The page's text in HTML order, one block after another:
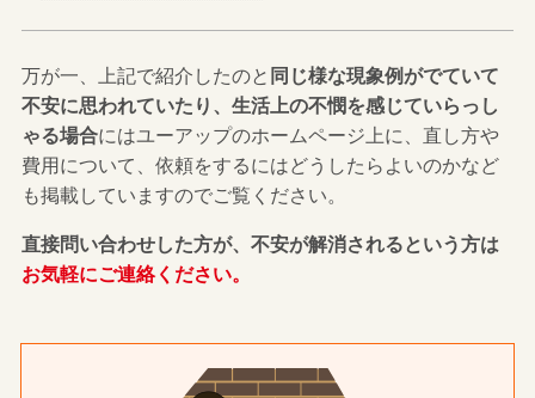
万が一、上記で紹介したのと 同じ様な現象例がでていて
不安に思われていたり、生活上の不憫を感じていらっし
ゃる場合にはユーアップのホームページ上に、直し方や
費用について、依頼をするにはどうしたらよいのかなど
も掲載していますのでご覧ください。
直接問い合わせした方が、不安が解消されるという方は
お気軽にご連絡ください。